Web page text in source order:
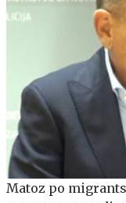
Matoz po